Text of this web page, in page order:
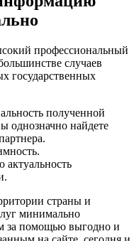
профессиональный
случаев
государственных
полученной
найдете
страны и
минимально
за помощью выгодно и